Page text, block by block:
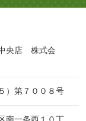
央店 株式会
）第７００８号